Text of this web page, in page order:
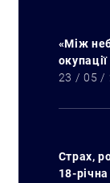
«Між
23 / 05 /
Страх,
18-